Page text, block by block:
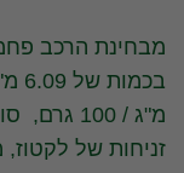
מבחינת הרכב
זניחות של לקטוז,